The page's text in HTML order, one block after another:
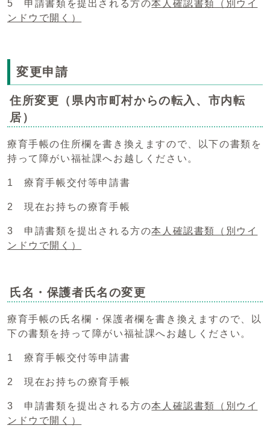
5 申請書類を提出される方の本人確認書類
（別ウイ
ンドウで開く）
変更申請
住所変更（県内市町村からの転入、市内転
居）
療育手帳の住所欄を書き換えますので、以下の書類を
持って障がい福祉課へお越しください。
1 療育手帳交付等申請書
2 現在お持ちの療育手帳
3 申請書類を提出される方の本人確認書類
（別ウイ
ンドウで開く）
氏名・保護者氏名の変更
療育手帳の氏名欄・保護者欄を書き換えますので、以
下の書類を持って障がい福祉課へお越しください。
1 療育手帳交付等申請書
2 現在お持ちの療育手帳
3 申請書類を提出される方の本人確認書類
（別ウイ
ンドウで開く）